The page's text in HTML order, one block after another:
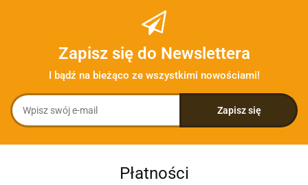
Zapisz się do Newslettera
I bądź na bieżąco ze wszystkimi nowościami!
Płatności